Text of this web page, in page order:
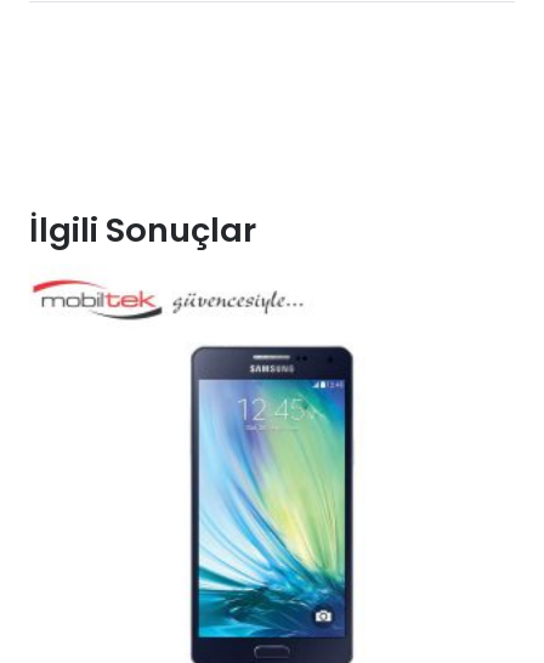
İlgili Sonuçlar